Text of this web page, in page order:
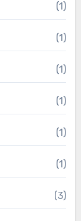
(1)
(1)
(1)
(1)
(1)
(1)
(3)